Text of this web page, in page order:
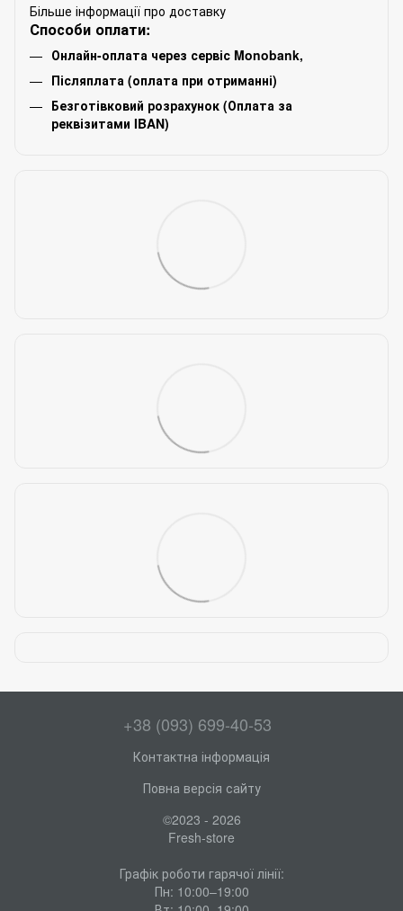
Більше інформації про доставку
Способи оплати:
Онлайн-оплата через сервіс Monobank,
Післяплата (оплата при отриманні)
Безготівковий розрахунок (Оплата за
реквізитами IBAN)
+38 (093) 699-40-53
Контактна інформація
Повна версія сайту
©2023 - 2026
Fresh-store
Графік роботи гарячої лінії:
Пн: 10:00–19:00